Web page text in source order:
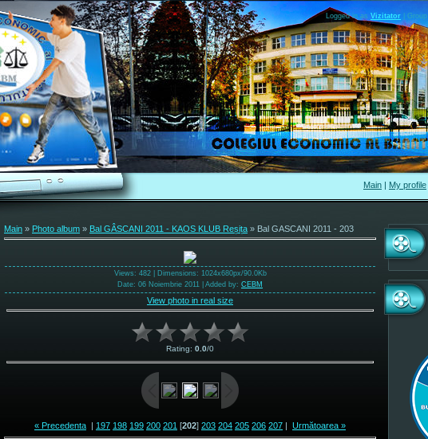
Logged in as Vizitator Group
Main | My profile
Main » Photo album » Bal GÂSCANI 2011 - KAOS KLUB Reșița » Bal GASCANI 2011 - 203
Views: 482 | Dimensions: 1024x680px/90.0Kb
Date: 06 Noiembrie 2011 | Added by: CEBM
View photo in real size
Rating: 0.0/0
« Precedenta | 197 198 199 200 201 [202] 203 204 205 206 207 | Următoarea »